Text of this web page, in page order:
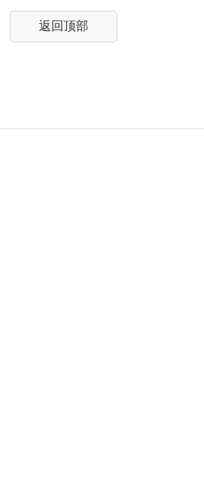
返回顶部